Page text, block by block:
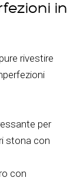
in
rivestire
per
stona con
con